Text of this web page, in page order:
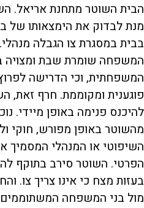
הבית השוטר מתחנת אריאל.
מנת לבדוק את הימצאותו של
בבית במסגרת צו הגבלה
המשפחה שומרת שבת
המשפחתית, וכי הדרישה
פוגענית ומקוממת. חרף זאת,
להיכנס פנימה באופן מיידי.
מהשוטר באופן מפורש, חוקי
השיפוטי או המנהלי המסמיך
הפרטי. השוטר סירב בתוקף
בעזות מצח כי אינו צריך צו.
מול בני המשפחה